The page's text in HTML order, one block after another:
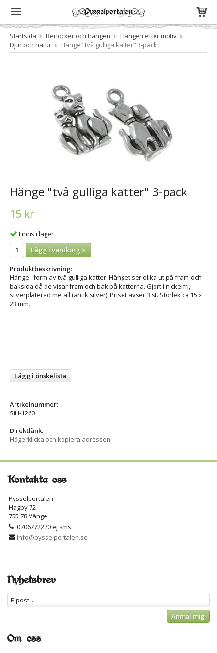
Produkten har blivit tillagd i varukorgen
Startsida Berlocker och hängen
Hängen efter motiv
Djur och natur
Hänge "två gulliga katter" 3-pack
Hänge "två gulliga katter" 3-pack
15 kr
Finns i lager
Lägg i varukorg »
Produktbeskrivning:
Hänge i form av två gulliga katter. Hänget ser olika ut på fram-och
baksida då de visar fram och bak på katterna. Gjort i nickelfri,
silverpläterad metall (antik silver). Priset avser 3 st. Storlek ca 15 x
23 mm.
Lägg i önskelista
Artikelnummer:
SiH-1260
Direktlänk:
Högerklicka och kopiera adressen
Kontakta oss
Pysselportalen
Hagby 72
755 78 Vänge
0706772270 ej sms
info@pysselportalen.se
Nyhetsbrev
Anmäl mig
Om oss